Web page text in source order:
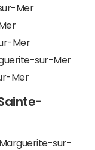
Mer
Mer
sur-Mer
Mer
sur-